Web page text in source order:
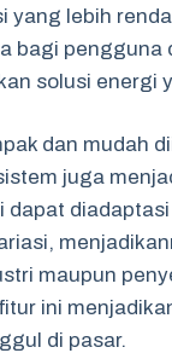
yang lebih
bagi pengguna
solusi energi
dan mudah
juga
dapat
maupun
ini
di pasar.